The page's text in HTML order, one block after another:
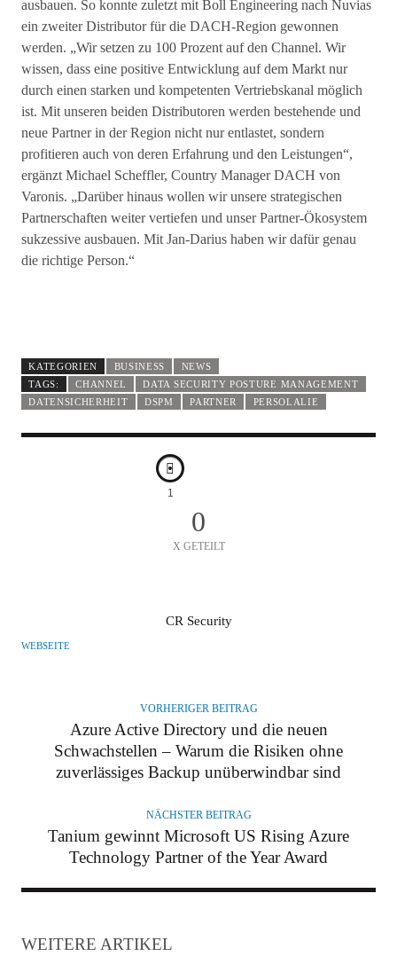
ausbauen. So konnte zuletzt mit Boll Engineering nach Nuvias
ein zweiter Distributor für die DACH-Region gewonnen
werden. „Wir setzen zu 100 Prozent auf den Channel. Wir
wissen, dass eine positive Entwicklung auf dem Markt nur
durch einen starken und kompetenten Vertriebskanal möglich
ist. Mit unseren beiden Distributoren werden bestehende und
neue Partner in der Region nicht nur entlastet, sondern
profitieren auch von deren Erfahrung und den Leistungen“,
ergänzt Michael Scheffler, Country Manager DACH von
Varonis. „Darüber hinaus wollen wir unsere strategischen
Partnerschaften weiter vertiefen und unser Partner-Ökosystem
sukzessive ausbauen. Mit Jan-Darius haben wir dafür genau
die richtige Person.“
KATEGORIEN BUSINESS
NEWS
TAGS:
CHANNEL
DATA SECURITY POSTURE MANAGEMENT
DATENSICHERHEIT
DSPM PARTNER PERSOLALIE
1
0
X GETEILT
U
CR Security
WEBSEITE
VORHERIGER BEITRAG
Azure Active Directory und die neuen
Schwachstellen – Warum die Risiken ohne
zuverlässiges Backup unüberwindbar sind
NÄCHSTER BEITRAG
Tanium gewinnt Microsoft US Rising Azure
Technology Partner of the Year Award
WEITERE ARTIKEL